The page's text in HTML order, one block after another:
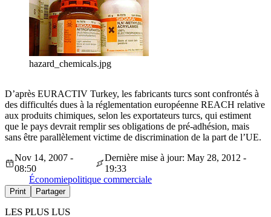
hazard_chemicals.jpg
D’après EURACTIV Turkey, les fabricants turcs sont confrontés à
des difficultés dues à la réglementation européenne REACH relative
aux produits chimiques, selon les exportateurs turcs, qui estiment
que le pays devrait remplir ses obligations de pré-adhésion, mais
sans être parallèlement victime de discrimination de la part de l’UE.
Nov 14, 2007 -
08:50
Dernière mise à jour: May 28, 2012 -
19:33
Économiepolitique commerciale
Print Partager
LES PLUS LUS